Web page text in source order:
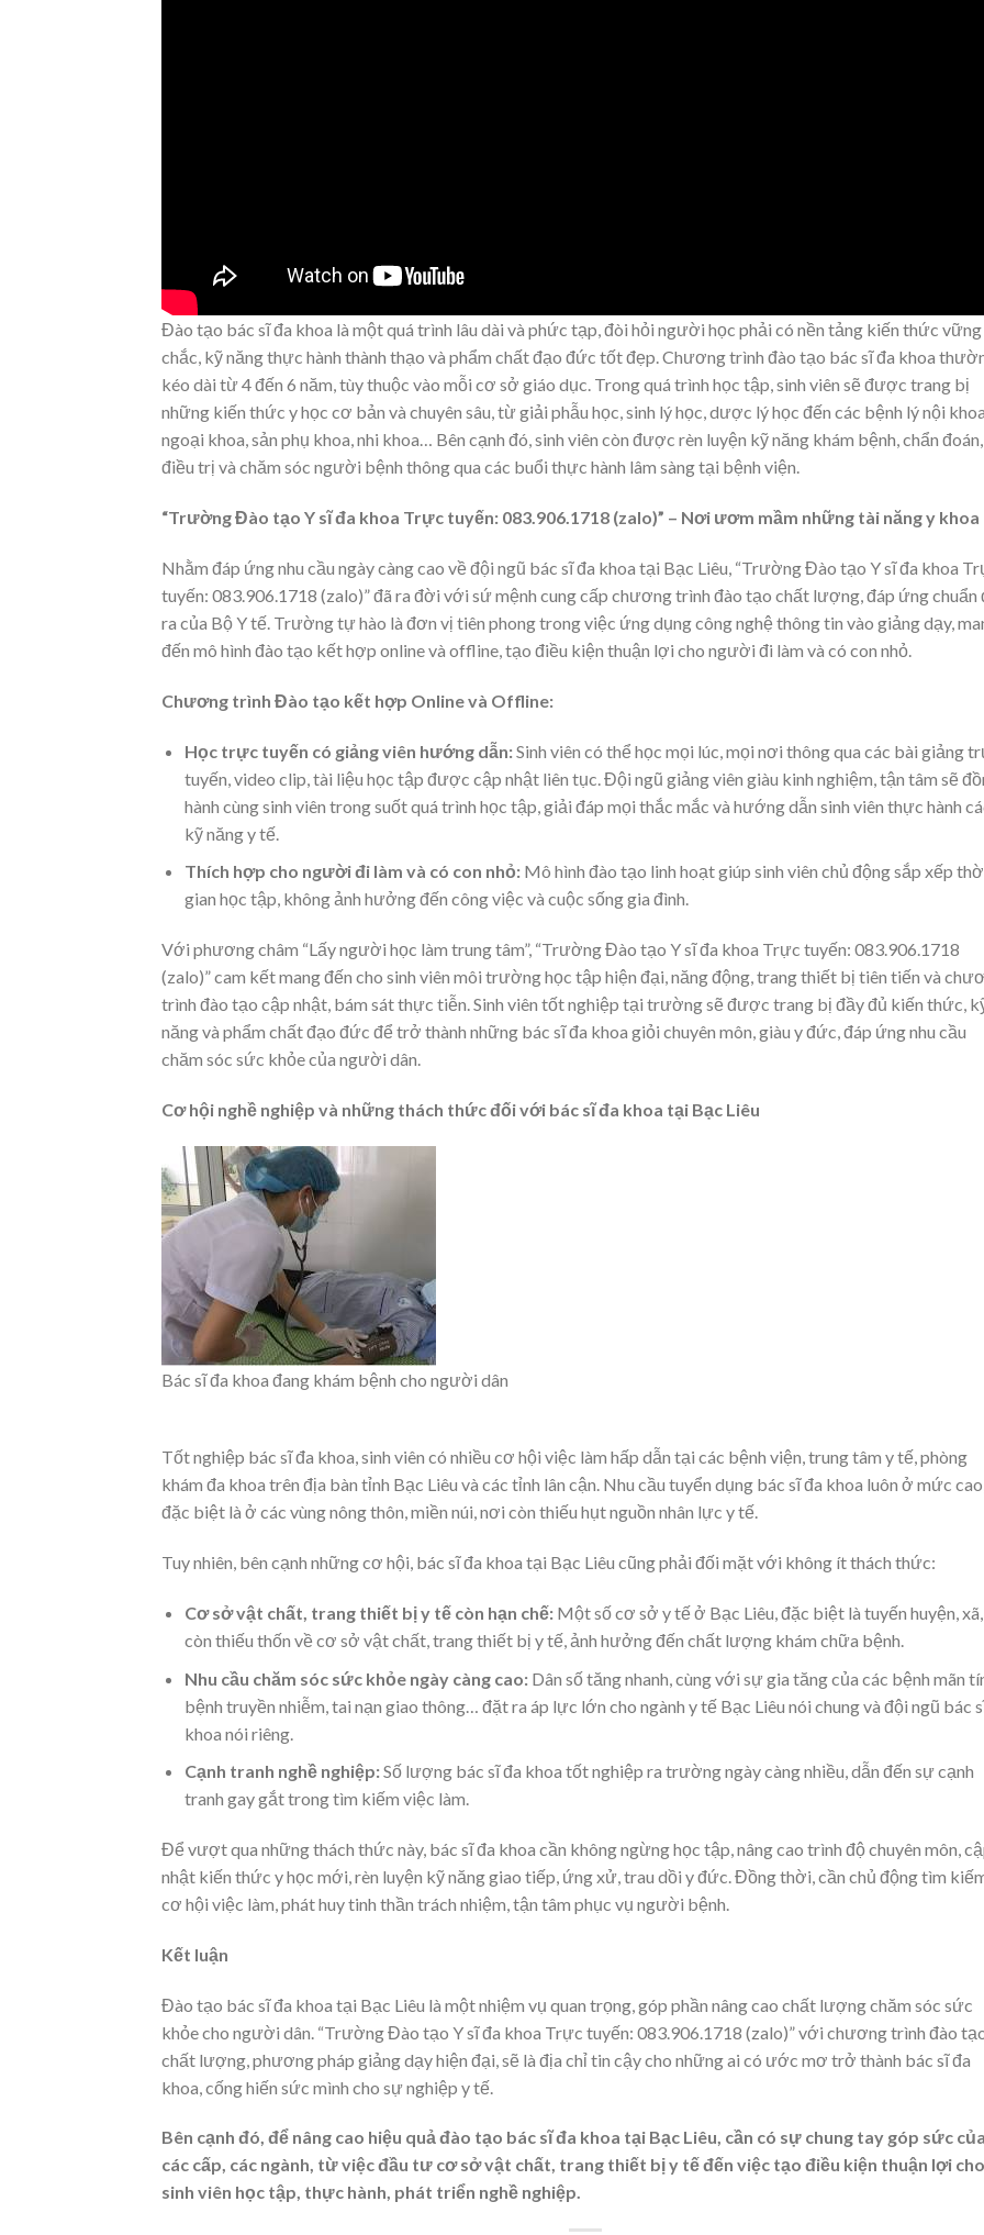
Đào tạo bác sĩ đa khoa là một quá trình lâu dài và phức tạp, đòi hỏi người học phải có nền tảng kiến thức vững
chắc, kỹ năng thực hành thành thạo và phẩm chất đạo đức tốt đẹp. Chương trình đào tạo bác sĩ đa khoa
kéo dài từ 4 đến 6 năm, tùy thuộc vào mỗi cơ sở giáo dục. Trong quá trình học tập, sinh viên sẽ được trang bị
những kiến thức y học cơ bản và chuyên sâu, từ giải phẫu học, sinh lý học, dược lý học đến các bệnh lý nội
ngoại khoa, sản phụ khoa, nhi khoa… Bên cạnh đó, sinh viên còn được rèn luyện kỹ năng khám bệnh, chẩn đoán,
điều trị và chăm sóc người bệnh thông qua các buổi thực hành lâm sàng tại bệnh viện.
“Trường Đào tạo Y sĩ đa khoa Trực tuyến: 083.906.1718 (zalo)” – Nơi ươm mầm những tài năng y khoa
Nhằm đáp ứng nhu cầu ngày càng cao về đội ngũ bác sĩ đa khoa tại Bạc Liêu, “Trường Đào tạo Y sĩ đa khoa
tuyến: 083.906.1718 (zalo)” đã ra đời với sứ mệnh cung cấp chương trình đào tạo chất lượng, đáp ứng chuẩn
ra của Bộ Y tế. Trường tự hào là đơn vị tiên phong trong việc ứng dụng công nghệ thông tin vào giảng dạy,
đến mô hình đào tạo kết hợp online và offline, tạo điều kiện thuận lợi cho người đi làm và có con nhỏ.
Chương trình Đào tạo kết hợp Online và Offline:
Học trực tuyến có giảng viên hướng dẫn:Sinh viên có thể học mọi lúc, mọi nơi thông qua các bài giảng
tuyến, video clip, tài liệu học tập được cập nhật liên tục. Đội ngũ giảng viên giàu kinh nghiệm, tận tâm sẽ
hành cùng sinh viên trong suốt quá trình học tập, giải đáp mọi thắc mắc và hướng dẫn sinh viên thực hành
kỹ năng y tế.
Thích hợp cho người đi làm và có con nhỏ:Mô hình đào tạo linh hoạt giúp sinh viên chủ động sắp xếp
gian học tập, không ảnh hưởng đến công việc và cuộc sống gia đình.
Với phương châm “Lấy người học làm trung tâm”, “Trường Đào tạo Y sĩ đa khoa Trực tuyến: 083.906.1718
(zalo)” cam kết mang đến cho sinh viên môi trường học tập hiện đại, năng động, trang thiết bị tiên tiến và
trình đào tạo cập nhật, bám sát thực tiễn. Sinh viên tốt nghiệp tại trường sẽ được trang bị đầy đủ kiến thức,
năng và phẩm chất đạo đức để trở thành những bác sĩ đa khoa giỏi chuyên môn, giàu y đức, đáp ứng nhu cầu
chăm sóc sức khỏe của người dân.
Cơ hội nghề nghiệp và những thách thức đối với bác sĩ đa khoa tại Bạc Liêu
Bác sĩ đa khoa đang khám bệnh cho người dân
Tốt nghiệp bác sĩ đa khoa, sinh viên có nhiều cơ hội việc làm hấp dẫn tại các bệnh viện, trung tâm y tế, phòng
khám đa khoa trên địa bàn tỉnh Bạc Liêu và các tỉnh lân cận. Nhu cầu tuyển dụng bác sĩ đa khoa luôn ở mức
đặc biệt là ở các vùng nông thôn, miền núi, nơi còn thiếu hụt nguồn nhân lực y tế.
Tuy nhiên, bên cạnh những cơ hội, bác sĩ đa khoa tại Bạc Liêu cũng phải đối mặt với không ít thách thức:
Cơ sở vật chất, trang thiết bị y tế còn hạn chế:Một số cơ sở y tế ở Bạc Liêu, đặc biệt là tuyến huyện, xã,
còn thiếu thốn về cơ sở vật chất, trang thiết bị y tế, ảnh hưởng đến chất lượng khám chữa bệnh.
Nhu cầu chăm sóc sức khỏe ngày càng cao:Dân số tăng nhanh, cùng với sự gia tăng của các bệnh mãn
bệnh truyền nhiễm, tai nạn giao thông… đặt ra áp lực lớn cho ngành y tế Bạc Liêu nói chung và đội ngũ bác
khoa nói riêng.
Cạnh tranh nghề nghiệp:Số lượng bác sĩ đa khoa tốt nghiệp ra trường ngày càng nhiều, dẫn đến sự cạnh
tranh gay gắt trong tìm kiếm việc làm.
Để vượt qua những thách thức này, bác sĩ đa khoa cần không ngừng học tập, nâng cao trình độ chuyên môn,
nhật kiến thức y học mới, rèn luyện kỹ năng giao tiếp, ứng xử, trau dồi y đức. Đồng thời, cần chủ động tìm
cơ hội việc làm, phát huy tinh thần trách nhiệm, tận tâm phục vụ người bệnh.
Kết luận
Đào tạo bác sĩ đa khoa tại Bạc Liêu là một nhiệm vụ quan trọng, góp phần nâng cao chất lượng chăm sóc sức
khỏe cho người dân. “Trường Đào tạo Y sĩ đa khoa Trực tuyến: 083.906.1718 (zalo)” với chương trình đào
chất lượng, phương pháp giảng dạy hiện đại, sẽ là địa chỉ tin cậy cho những ai có ước mơ trở thành bác sĩ đa
khoa, cống hiến sức mình cho sự nghiệp y tế.
Bên cạnh đó, để nâng cao hiệu quả đào tạo bác sĩ đa khoa tại Bạc Liêu, cần có sự chung tay góp sức của
các cấp, các ngành, từ việc đầu tư cơ sở vật chất, trang thiết bị y tế đến việc tạo điều kiện thuận lợi cho
sinh viên học tập, thực hành, phát triển nghề nghiệp.